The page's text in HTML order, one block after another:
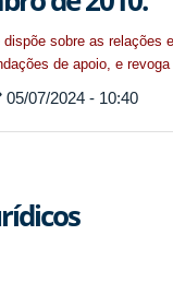
sobre as relações
de apoio, e
05/07/2024 - 10:40